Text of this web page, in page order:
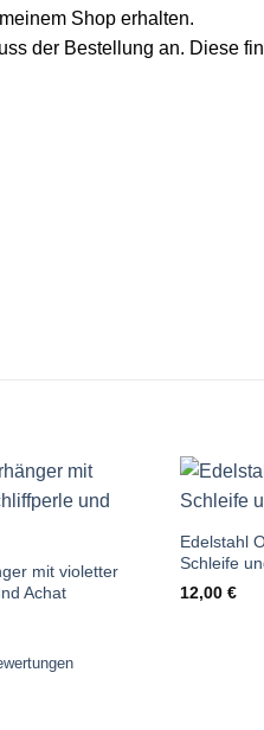
Shop erhalten.
der Bestellung an. Diese
mit violetter
Achat
Edelstahl
Schleife
12,00 €